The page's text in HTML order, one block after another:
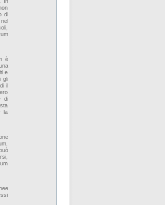
di
è
e
gli
il
di
la